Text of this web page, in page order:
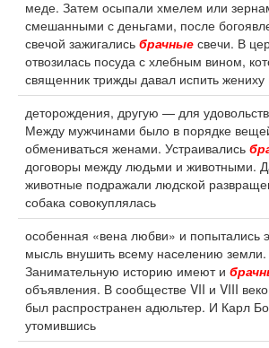
меде. Затем осыпали хмелем или
смешанными с деньгами, после
свечой зажигались брачные свечи. В
отвозилась посуда с хлебным вином,
священник трижды давал испить жениху
деторождения, другую — для
Между мужчинами было в порядке
обмениваться женами. Устраивались
договоры между людьми и животными.
животные подражали людской
собака совокуплялась
особенная «вена любви» и попытались
мысль внушить всему населению земли.
Занимательную историю имеют и
объявления. В сообществе VII и VIII
был распространен адюльтер. И Карл
утомившись